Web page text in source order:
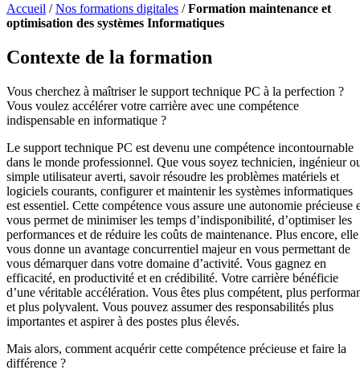
Accueil /Nos formations digitales /Formation maintenance et
optimisation des systèmes Informatiques
Contexte de la formation
Vous cherchez à maîtriser le support technique PC à la perfection ?
Vous voulez accélérer votre carrière avec une compétence
indispensable en informatique ?
Le support technique PC est devenu une compétence incontournable
dans le monde professionnel. Que vous soyez technicien, ingénieur
simple utilisateur averti, savoir résoudre les problèmes matériels et
logiciels courants, configurer et maintenir les systèmes informatiques
est essentiel. Cette compétence vous assure une autonomie précieuse
vous permet de minimiser les temps d’indisponibilité, d’optimiser les
performances et de réduire les coûts de maintenance. Plus encore, elle
vous donne un avantage concurrentiel majeur en vous permettant de
vous démarquer dans votre domaine d’activité. Vous gagnez en
efficacité, en productivité et en crédibilité. Votre carrière bénéficie
d’une véritable accélération. Vous êtes plus compétent, plus
et plus polyvalent. Vous pouvez assumer des responsabilités plus
importantes et aspirer à des postes plus élevés.
Mais alors, comment acquérir cette compétence précieuse et faire la
différence ?